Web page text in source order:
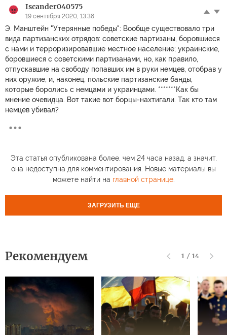
Iscander040575
19 сентября 2020, 13:38
Э. Манштейн "Утерянные победы": Вообще существовало три
вида партизанских отрядов: советские партизаны, боровшиеся
с нами и терроризировавшие местное население; украинские,
боровшиеся с советскими партизанами, но, как правило,
отпускавшие на свободу попавших им в руки немцев, отобрав у
них оружие, и, наконец, польские партизанские банды,
которые боролись с немцами и украинцами. *******Как бы
мнение очевидца. Вот такие вот борцы-нахтигали. Так кто там
немцев убивал?
Эта статья опубликована более, чем 24 часа назад, а значит,
она недоступна для комментирования. Новые материалы вы
можете найти на главной странице.
ЗАГРУЗИТЬ ЕЩЕ
Рекомендуем 1 / 14